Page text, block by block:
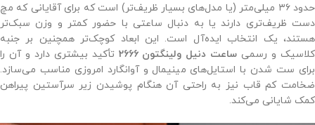
حدود ۳۶ میلی‌متر (یا مدل‌های بسیار ظریف‌تر) است که برای آقایانی که مچ
دست ظریف‌تری دارند یا به دنبال ساعتی با حضور کمتر و وزن سبک‌تر
هستند، یک انتخاب ایده‌آل است. این ابعاد کوچک‌تر همچنین بر جنبه
کلاسیک و رسمی ساعت دنیل ولینگتون 2666
تأکید بیشتری دارد و آن را
برای ست شدن با استایل‌های مینیمال و آوانگارد امروزی مناسب می‌سازد.
ضخامت کم قاب نیز به راحتی آن هنگام پوشیدن زیر سرآستین پیراهن
کمک شایانی می‌کند.